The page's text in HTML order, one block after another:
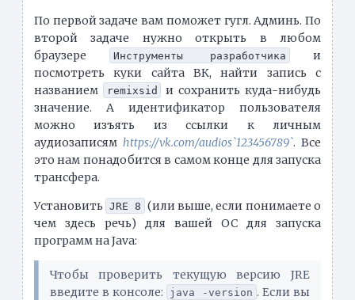
По первой задаче вам поможет гугл. Админь. По
второй задаче нужно открыть в любом
браузере
Инструменты разработчика
и
посмотреть куки сайта ВК, найти запись с
названием
remixsid
и сохранить куда-нибудь
значение. А идентификатор пользователя
можно изъять из ссылки к личным
аудиозаписям https://vk.com/audios`123456789`. Все
это нам понадобится в самом конце для запуска
трансфера.
Установить JRE 8 (или выше, если понимаете о
чем здесь речь) для вашей ОС для запуска
программ на Java:
Чтобы проверить текущую версию JRE
введите в консоле:
java -version . Если вы